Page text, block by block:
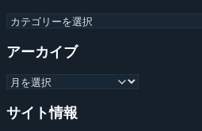
アーカイブ
サイト情報